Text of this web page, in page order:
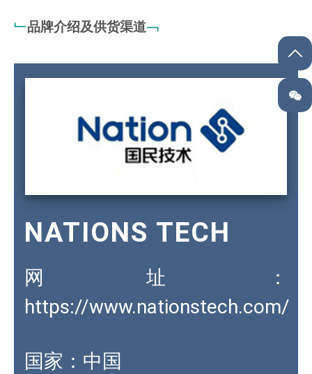
﹂品牌介绍及供货渠道﹁
NATIONS TECH
网址：
https://www.nationstech.com/
国家：中国